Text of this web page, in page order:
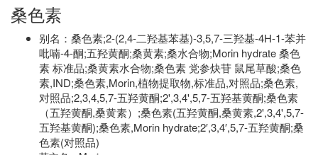
桑色素
别名： 桑色素;2-(2,4-二羟基苯基)-3,5,7-三羟基-4H-1-苯并
吡喃-4-酮;五羟黄酮;桑黄素;桑水合物;Morin hydrate 桑色
素 标准品;桑黄素水合物;桑色素 党参炔苷 鼠尾草酸;桑色
素,IND;桑色素,Morin,植物提取物,标准品,对照品;桑色素,
对照品;2,3,4,5,7-五羟黄酮;2',3,4',5,7-五羟基黄酮;桑色素
（五羟黄酮,桑黄素）;桑色素(五羟黄酮,桑黄素,2',3,4',5,7-
五羟基黄酮);桑色素,Morin hydrate;2′,3,4′,5,7-五羟黄酮;桑
色素(对照品)